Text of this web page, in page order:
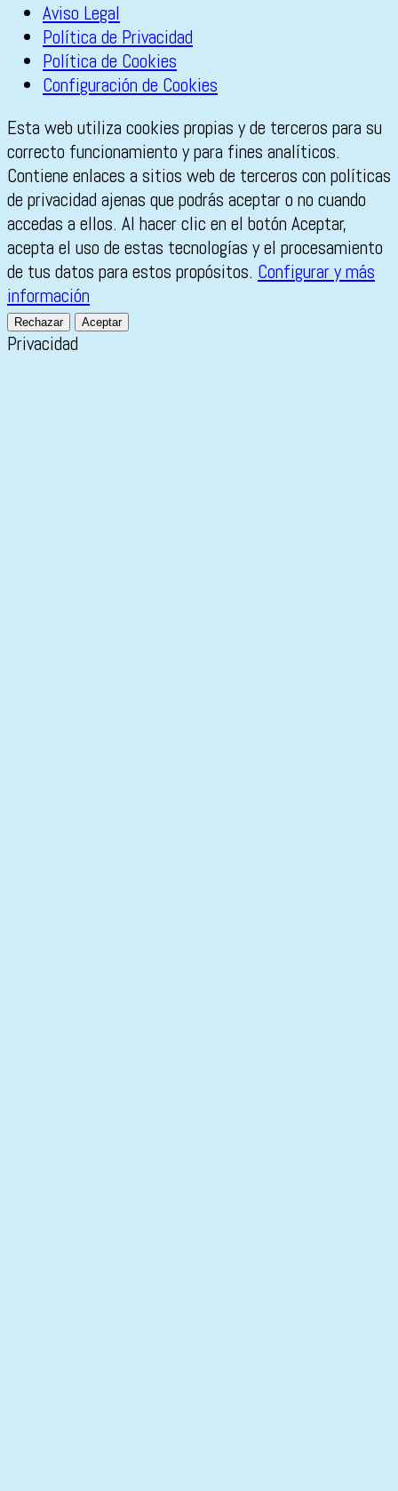
Aviso Legal
Política de Privacidad
Política de Cookies
Configuración de Cookies
Esta web utiliza cookies propias y de terceros para su
correcto funcionamiento y para fines analíticos.
Contiene enlaces a sitios web de terceros con políticas
de privacidad ajenas que podrás aceptar o no cuando
accedas a ellos. Al hacer clic en el botón Aceptar,
acepta el uso de estas tecnologías y el procesamiento
de tus datos para estos propósitos. Configurar y más
información
Rechazar Aceptar
Privacidad